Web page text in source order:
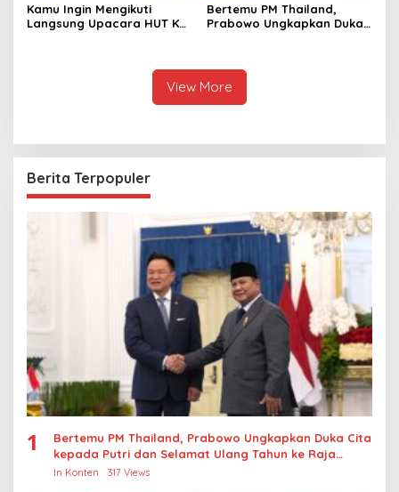
Kamu Ingin Mengikuti
Langsung Upacara HUT Ke-
Bertemu PM Thailand,
Prabowo Ungkapkan Duka
View More
Berita Terpopuler
1
Bertemu PM Thailand, Prabowo Ungkapkan Duka Cita
kepada Putri dan Selamat Ulang Tahun ke Raja
Thailand
In Konten 317 Views